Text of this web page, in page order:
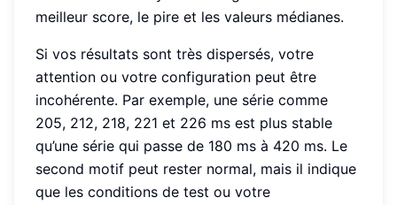
meilleur score, le pire et les valeurs médianes.
Si vos résultats sont très dispersés, votre
attention ou votre configuration peut être
incohérente. Par exemple, une série comme
205, 212, 218, 221 et 226 ms est plus stable
qu’une série qui passe de 180 ms à 420 ms. Le
second motif peut rester normal, mais il indique
que les conditions de test ou votre